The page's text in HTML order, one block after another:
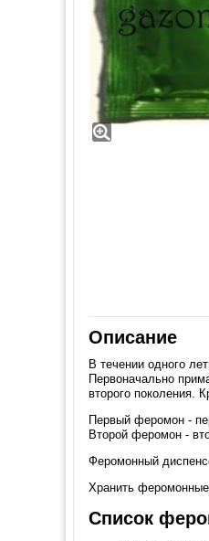
Описание
В течении одного
Первоначально
второго поколения.
Первый феромон -
Второй феромон -
Феромонный
Хранить
Список